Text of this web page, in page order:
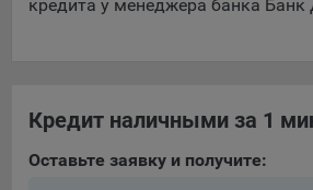
выявлять трудности, возникающие при
анализа трафика на сайтах.
9.5. Файлы cookie, применяемые для
кредита у менеджера банка
Кредит наличными за 1
Оставьте заявку и получите: